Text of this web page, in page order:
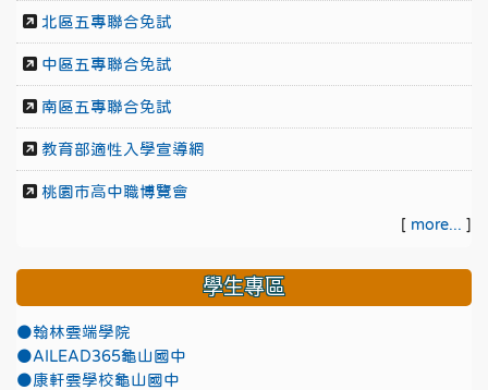
北區五專聯合免試
中區五專聯合免試
南區五專聯合免試
教育部適性入學宣導網
桃園市高中職博覽會
[ more... ]
學生專區
●翰林雲端學院
●AILEAD365龜山國中
●康軒雲學校龜山國中